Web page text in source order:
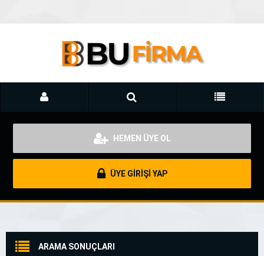
HEMEN ÜYE OL
ÜYE GİRİŞİ YAP
ARAMA SONUÇLARI